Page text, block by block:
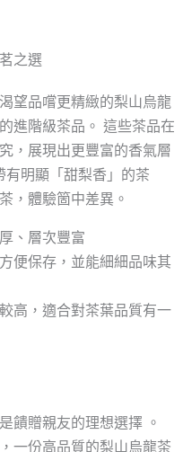
之選
望品嚐更精緻的梨山烏龍
進階級茶品。 這些茶品在
，展現出更豐富的香氣層
明顯「甜梨香」的茶
，體驗箇中差異。
、層次豐富
便保存，並能細細品味其
高，適合對茶葉品質有一
饋贈親友的理想選擇 。
一份高品質的梨山烏龍茶